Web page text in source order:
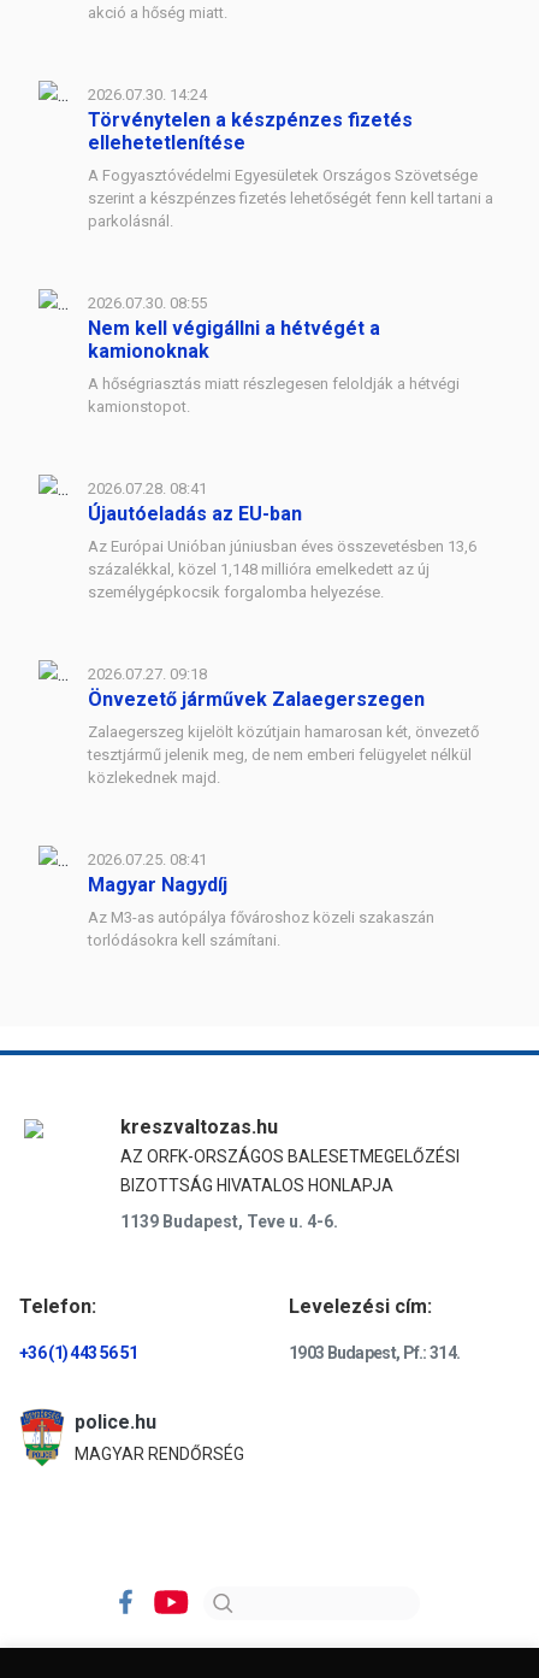
akció a hőség miatt.
2026.07.30. 14:24
Törvénytelen a készpénzes fizetés
ellehetetlenítése
A Fogyasztóvédelmi Egyesületek Országos Szövetsége
szerint a készpénzes fizetés lehetőségét fenn kell tartani a
parkolásnál.
2026.07.30. 08:55
Nem kell végigállni a hétvégét a
kamionoknak
A hőségriasztás miatt részlegesen feloldják a hétvégi
kamionstopot.
2026.07.28. 08:41
Újautóeladás az EU-ban
Az Európai Unióban júniusban éves összevetésben 13,6
százalékkal, közel 1,148 millióra emelkedett az új
személygépkocsik forgalomba helyezése.
2026.07.27. 09:18
Önvezető járművek Zalaegerszegen
Zalaegerszeg kijelölt közútjain hamarosan két, önvezető
tesztjármű jelenik meg, de nem emberi felügyelet nélkül
közlekednek majd.
2026.07.25. 08:41
Magyar Nagydíj
Az M3-as autópálya fővároshoz közeli szakaszán
torlódásokra kell számítani.
kreszvaltozas.hu
AZ ORFK-ORSZÁGOS BALESETMEGELŐZÉSI
BIZOTTSÁG HIVATALOS HONLAPJA
1139 Budapest, Teve u. 4-6.
Telefon:
+36 (1) 443 56 51
Levelezési cím:
1903 Budapest, Pf.: 314.
police.hu
MAGYAR RENDŐRSÉG